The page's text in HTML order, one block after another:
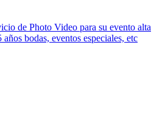
de Photo Video para su evento alta
bodas, eventos especiales, etc